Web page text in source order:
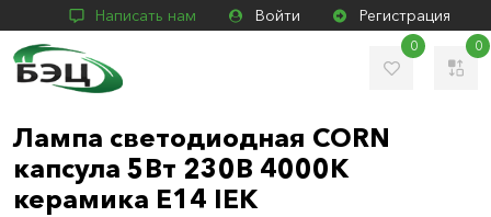
Написать нам Войти Регистрация
0 0
Лампа светодиодная CORN
капсула 5Вт 230В 4000К
керамика E14 IEK